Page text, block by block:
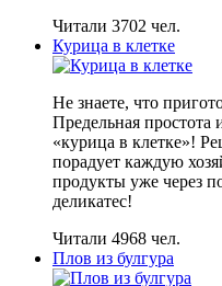
Читали 3702 чел.
Курица в клетке
Не знаете, что
Предельная простота
«курица в клетке»!
порадует каждую
продукты уже через
деликатес!
Читали 4968 чел.
Плов из булгура